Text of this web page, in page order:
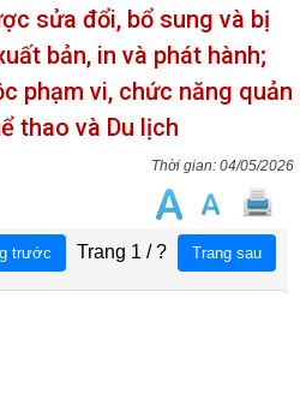
sửa đổi, bổ sung và bị
bản, in và phát hành;
phạm vi, chức năng quản
thao và Du lịch
04/05/2026